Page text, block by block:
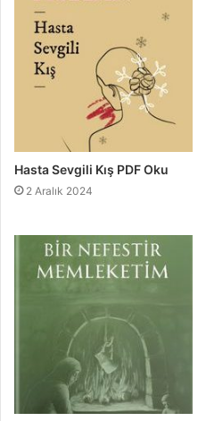
Hasta Sevgili Kış PDF Oku
2 Aralık 2024